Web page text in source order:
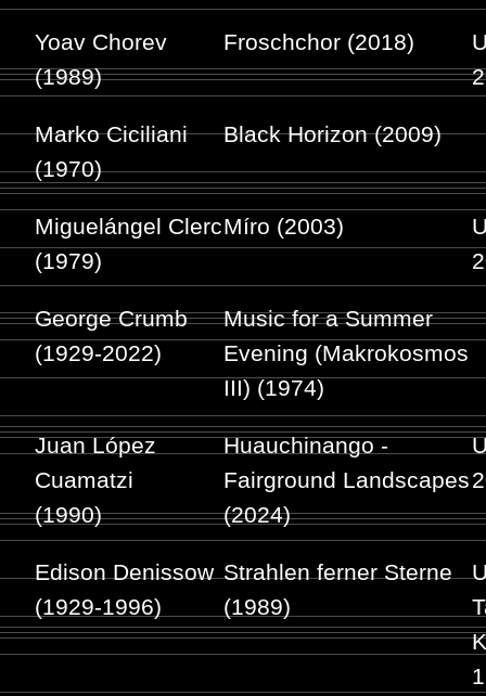
Yoav Chorev
(1989)
Froschchor (2018)
Marko Ciciliani
(1970)
Black Horizon (2009)
Miguelángel Clerc
(1979)
Míro (2003)
George Crumb
(1929-2022)
Music for a Summer
Evening (Makrokosmos
III) (1974)
Juan López
Cuamatzi
(1990)
Huauchinango -
Fairground Landscapes
(2024)
Edison Denissow
(1929-1996)
Strahlen ferner Sterne
(1989)